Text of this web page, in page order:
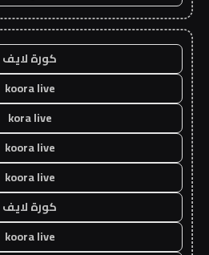
كورة لايف
koora live
kora live
koora live
koora live
كورة لايف
koora live